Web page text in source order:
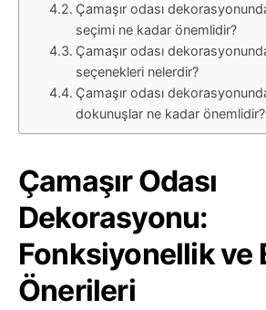
Çamaşır odası
seçimi ne kadar önemlidir?
Çamaşır odası
seçenekleri nelerdir?
Çamaşır odası
dokunuşlar ne kadar önemlidir?
Çamaşır Odası
Dekorasyonu:
Fonksiyonellik ve
Önerileri